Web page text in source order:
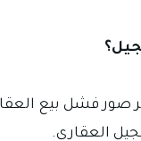
صور فشل بيع
العقاري.